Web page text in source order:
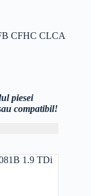
CFHC CLCA
piesei
compatibil!